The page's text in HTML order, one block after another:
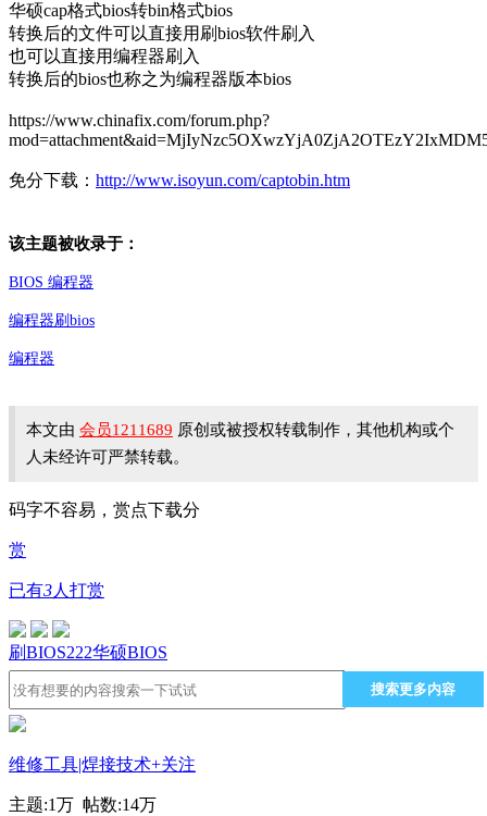
华硕cap格式bios转bin格式bios
转换后的文件可以直接用刷bios软件刷入
也可以直接用编程器刷入
转换后的bios也称之为编程器版本bios
https://www.chinafix.com/forum.php?
免分下载： http://www.isoyun.com/captobin.htm
该主题被收录于：
BIOS 编程器
编程器刷bios
编程器
本文由 会员1211689 原创或被授权转载制作，其他机构或个
人未经许可严禁转载。
码字不容易，赏点下载分
赏
已有3人打赏
刷BIOS222华硕BIOS
搜索更多内容
维修工具|焊接技术+关注
主题:1万 帖数:14万